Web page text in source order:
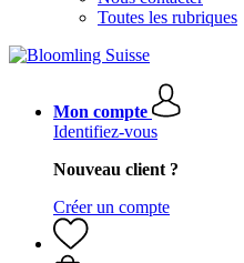
Toutes les rubriques
Mon compte
Identifiez-vous
Nouveau client ?
Créer un compte